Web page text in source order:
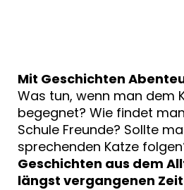
Mit Geschichten
Was tun, wenn man dem
begegnet? Wie findet
Schule Freunde? Sollte
sprechenden Katze
Geschichten aus dem
längst vergangenen